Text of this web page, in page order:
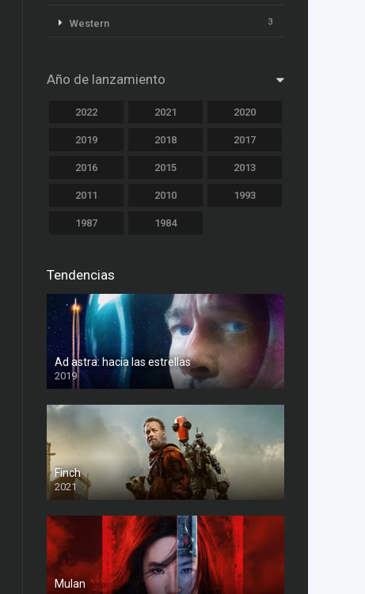
Western 3
Año de lanzamiento
2022 2021 2020
2019 2018 2017
2016 2015 2013
2011 2010 1993
1987 1984
Tendencias
Ad astra: hacia las estrellas
2019
Finch
2021
Mulan